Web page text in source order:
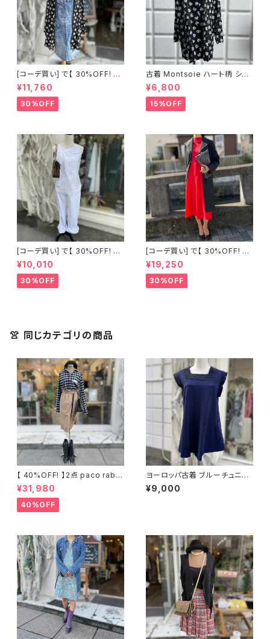
[コーデ買い] で【 30%OFF! 】2
点 ショート丈 デニム サロペット
スカート + 古着 Montsoie ハ
ート柄 シアーシャツ ブラック
¥11,760
30%OFF
古着 Montsoie ハート柄 シア
ーシャツ ブラック
¥6,800
15%OFF
[コーデ買い] で【 30%OFF! 】2
点 古着 Chloe ホワイト レース
ノースリーブ + ホワイトデニム
ストレッチ ストレート パンツ
¥10,010
30%OFF
[コーデ買い] で【 30%OFF! 】2
点 フランス古着 レッドライン 切
り替えワンピース + フランス古
着 TERGAL ブラック コート
¥19,250
30%OFF
👚 同じカテゴリの商品
【 40%OFF! 】2点 paco raba
nne ウール チェック柄デザイン
シャツ + 古着 ブラウンスカート
¥31,980
40%OFF
ヨーロッパ古着 ブルーチュニッ
ク
¥9,000